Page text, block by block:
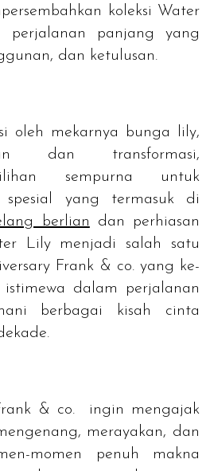
koleksi Water
perjalanan panjang yang
dan ketulusan.
oleh mekarnya bunga lily,
dan transformasi,
sempurna untuk
spesial yang termasuk di
berlian dan perhiasan
Lily menjadi salah satu
Frank & co. yang ke-
dalam perjalanan
berbagai kisah cinta
& co. ingin mengajak
merayakan, dan
momen penuh makna